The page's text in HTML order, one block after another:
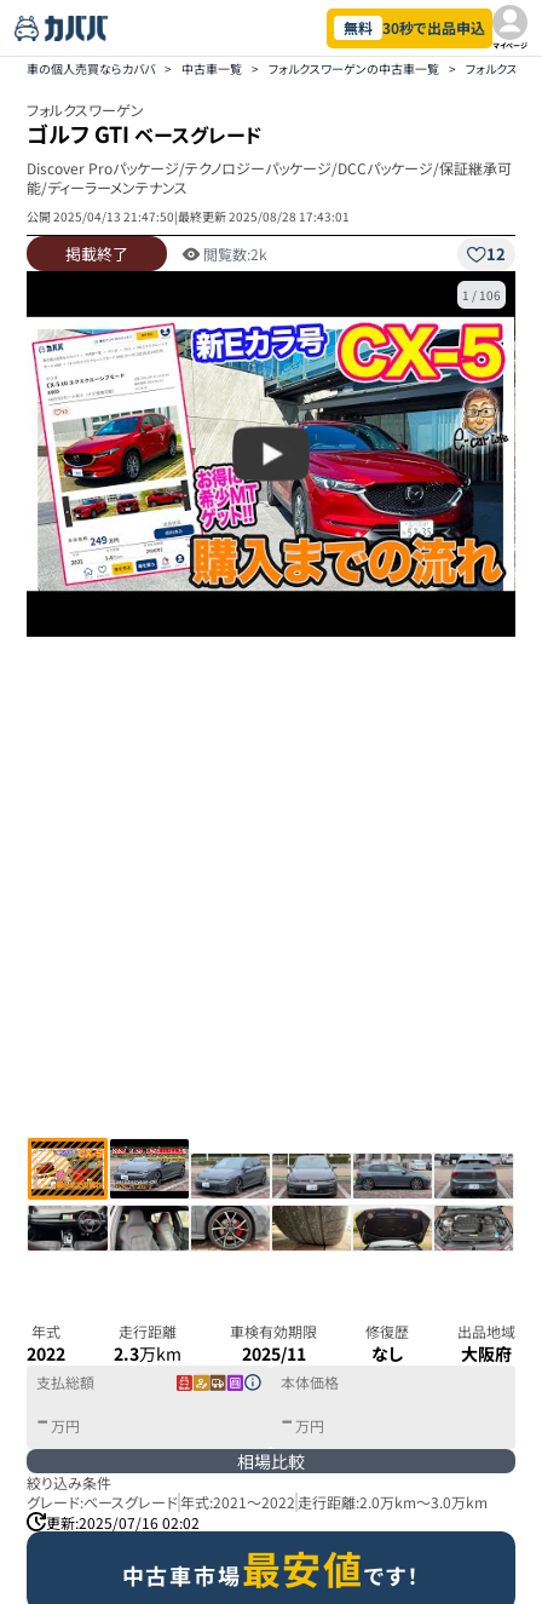
無料 30秒で出品申込
マイページ
車の個人売買ならカババ > 中古車一覧 > フォルクスワーゲンの中古車一覧 > フォルクスワ
フォルクスワーゲン
ゴルフ GTI ベースグレード
Discover Proパッケージ/テクノロジーパッケージ/DCCパッケージ/保証継承可
能/ディーラーメンテナンス
公開2025/04/13 21:47:50|最終更新2025/08/28 17:43:01
掲載終了 閲覧数:2k 12
1 / 106
年式
2022
走行距離
2.3万km
車検有効期限
2025/11
修復歴
なし
出品地域
大阪府
支払総額
- 万円
本体価格
- 万円
相場比較
絞り込み条件
グレード:ベースグレード年式:2021～2022 走行距離:2.0万km～3.0万km
更新:2025/07/16 02:02
中古車市場最安値です！